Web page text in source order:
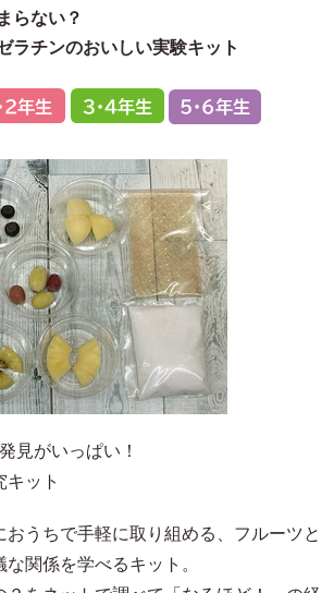
らない？
チンのおいしい実験キット
見がいっぱい！
キット
おうちで手軽に取り組める、フルーツと
関係を学べるキット。